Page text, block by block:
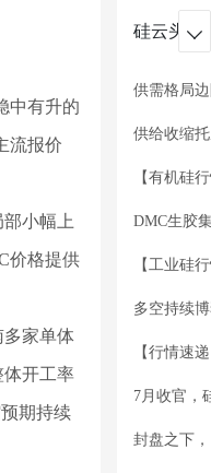
中有升的
流报价
小幅上
价格提供
多家单体
体开工率
期持续
硅云头条

供需格局
供给收缩
DMC生胶
7月收官，
封盘之下